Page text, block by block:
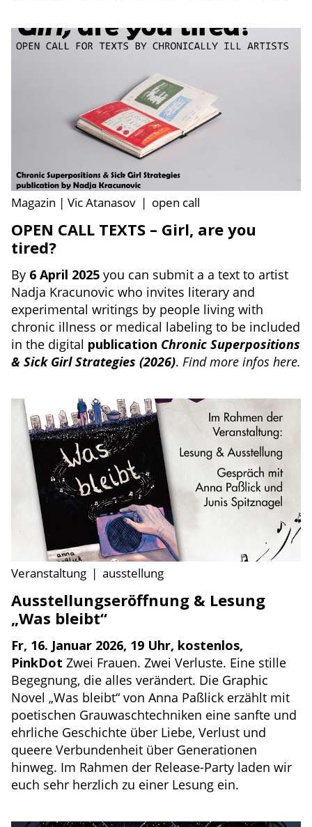
Magazin | Vic Atanasov | open call
OPEN CALL TEXTS – Girl, are you
tired?
By 6 April 2025 you can submit a a text to artist
Nadja Kracunovic who invites literary and
experimental writings by people living with
chronic illness or medical labeling to be included
in the digital publication Chronic Superpositions
& Sick Girl Strategies (2026). Find more infos here.
Veranstaltung | ausstellung
Ausstellungseröffnung & Lesung
„Was bleibt“
Fr, 16. Januar 2026, 19 Uhr, kostenlos,
PinkDot Zwei Frauen. Zwei Verluste. Eine stille
Begegnung, die alles verändert. Die Graphic
Novel „Was bleibt“ von Anna Paßlick erzählt mit
poetischen Grauwaschtechniken eine sanfte und
ehrliche Geschichte über Liebe, Verlust und
queere Verbundenheit über Generationen
hinweg. Im Rahmen der Release-Party laden wir
euch sehr herzlich zu einer Lesung ein.